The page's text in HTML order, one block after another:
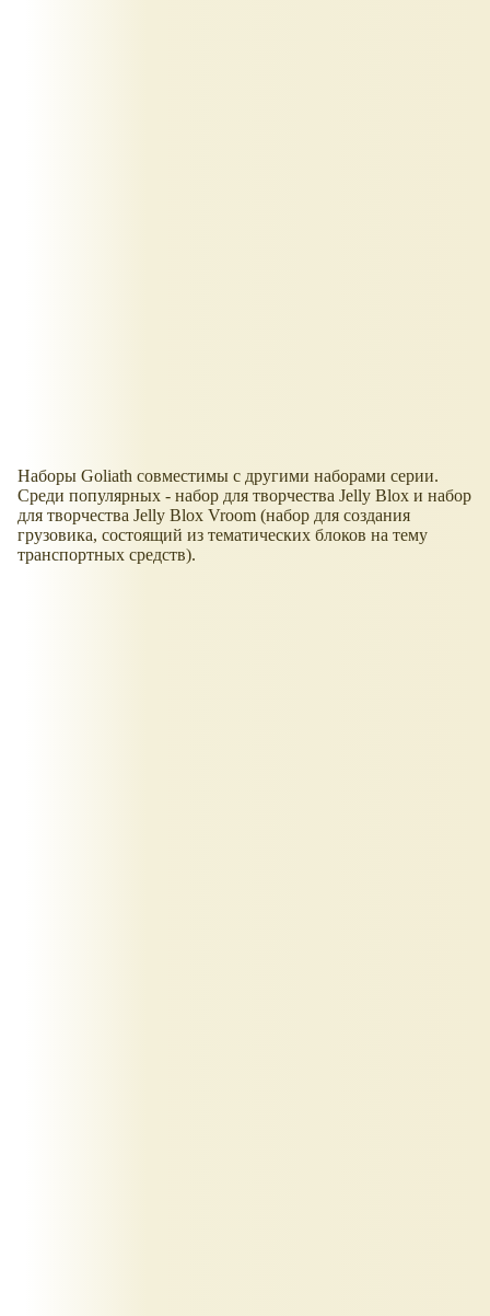
Наборы Goliath совместимы с другими наборами серии.
Среди популярных - набор для творчества Jelly Blox и набор
для творчества Jelly Blox Vroom (набор для создания
грузовика, состоящий из тематических блоков на тему
транспортных средств).